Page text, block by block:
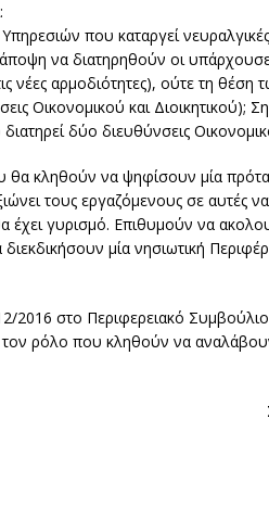
που καταργεί
να διατηρηθούν οι
νέες αρμοδιότητες), ούτε τη
Οικονομικού και Διοικητικού);
δύο διευθύνσεις
θα κληθούν να ψηφίσουν μία
τους εργαζόμενους σε αυτές
γυρισμό. Επιθυμούν να
διεκδικήσουν μία νησιωτική
στο Περιφερειακό
τον ρόλο που κληθούν να